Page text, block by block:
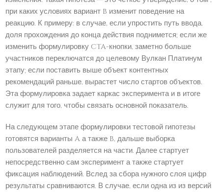
при каких условиях вариант B изменит поведение на
реакцию. К примеру: в случае, если упростить путь ввода,
доля прохождения до конца действия поднимется; если же
изменить формулировку CTA-кнопки, заметно больше
участников переключатся до целевому Вулкан Платинум
этапу; если поставить выше объект контентных
рекомендаций раньше, вырастет число стартов объектов.
Эта формулировка задает каркас эксперимента и в итоге
служит для того, чтобы связать основной показатель.
На следующем этапе формулировки тестовой гипотезы
готовятся варианты A а также B, дальше выборка
пользователей разделяется на части. Далее стартует
непосредственно сам эксперимент а также стартует
фиксация наблюдений. Вслед за сбора нужного слоя цифр
результаты сравниваются. В случае, если одна из из версий